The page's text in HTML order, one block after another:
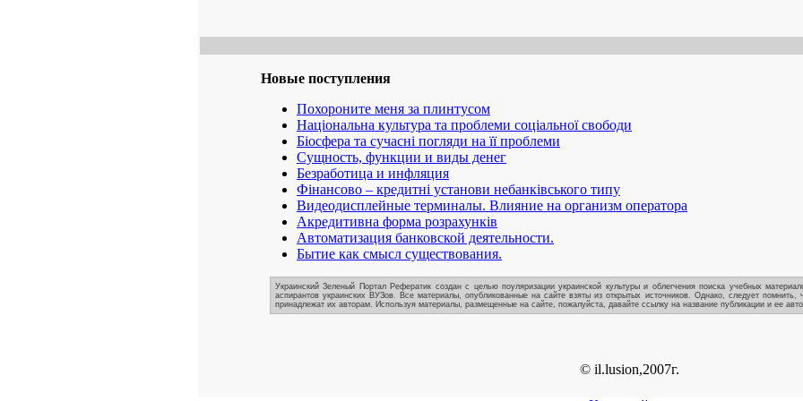
Новые поступления
Похороните меня за плинтусом
Національна культура та проблеми соціальної свободи
Біосфера та сучасні погляди на її проблеми
Сущность, функции и виды денег
Безработица и инфляция
Фінансово – кредитні установи небанківського типу
Видеодисплейные терминалы. Влияние на организм оператора
Акредитивна форма розрахунків
Автоматизация банковской деятельности.
Бытие как смысл существования.
Украинский Зеленый Портал Рефератик создан с целью поуляризации украинской культуры и облегчения поиска учебных
аспирантов украинских ВУЗов. Все материалы, опубликованные на сайте взяты из открытых источников. Однако, следует
принадлежат их авторам. Используя материалы, размещенные на сайте, пожалуйста, давайте ссылку на название публикации и ее
© il.lusion,2007г.